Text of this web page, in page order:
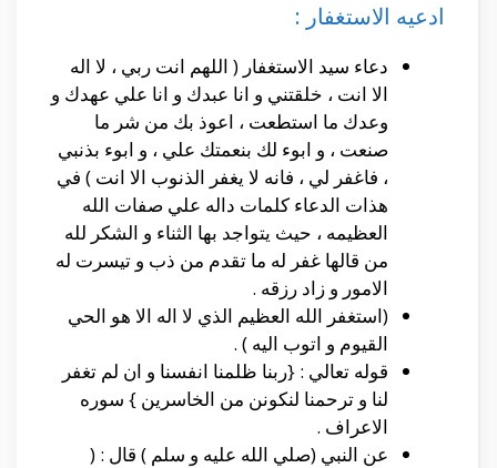
ادعيه الاستغفار :
دعاء سيد الاستغفار ( اللهم انت ربي ، لا اله
الا انت ، خلقتني و انا عبدك و انا علي عهدك و
وعدك ما استطعت ، اعوذ بك من شر ما
صنعت ، و ابوء لك بنعمتك علي ، و ابوء بذنبي
، فاغفر لي ، فانه لا يغفر الذنوب الا انت ) في
هذات الدعاء كلمات داله علي صفات الله
العظيمه ، حيث يتواجد بها الثناء و الشكر لله
من قالها غفر له ما تقدم من ذب و تيسرت له
الامور و زاد رزقه .
(استغفر الله العظيم الذي لا اله الا هو الحي
القيوم و اتوب اليه ) .
قوله تعالي : {ربنا ظلمنا انفسنا و ان لم تغفر
لنا و ترحمنا لنكونن من الخاسرين } سوره
الاعراف .
عن النبي (صلي الله عليه و سلم ) قال : (